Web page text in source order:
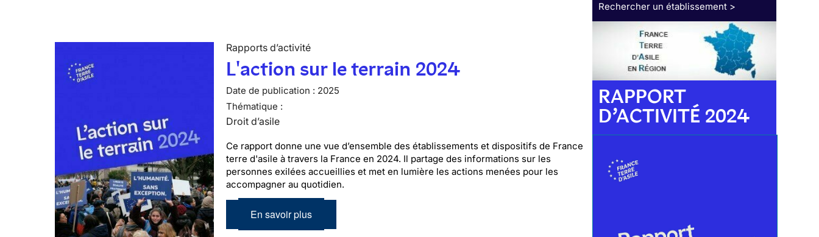
Rapports d’activité
L'action sur le terrain 2024
Date de publication : 2025
Thématique :
Droit d’asile
Ce rapport donne une vue d’ensemble des établissements et dispositifs de France
terre d'asile à travers la France en 2024. Il partage des informations sur les
personnes exilées accueillies et met en lumière les actions menées pour les
accompagner au quotidien.
En savoir plus
Rechercher un établissement >
RAPPORT
D’ACTIVITÉ 2024